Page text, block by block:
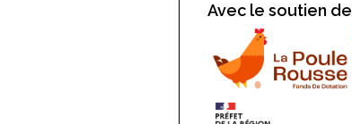
Avec le soutien de